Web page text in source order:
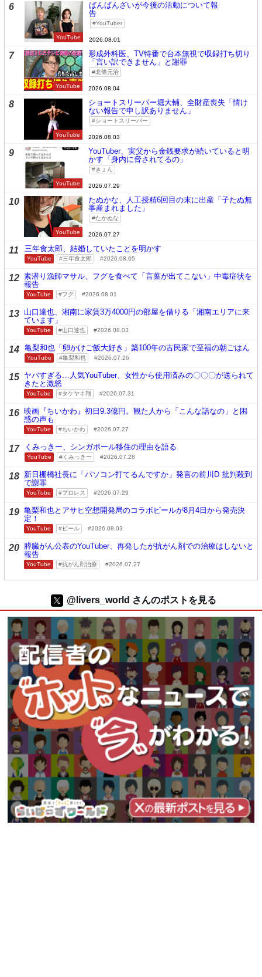
6
YouTube
ばんばんざいが今後の活動について報
告
YouTuber
2026.08.01
7
YouTube
形成外科医、TV特番で台本無視で収録打ち切り
「言い訳できません」と謝罪
北條元治
2026.08.04
8
YouTube
ショートスリーパー堀大輔、全財産喪失「情け
ない報告で申し訳ありません」
ショートスリーパー
2026.08.03
9
YouTube
YouTuber、実父から金銭要求が続いていると明
かす「身内に脅されてるの」
きょん
2026.07.29
10
YouTube
たぬかな、人工授精6回目の末に出産「子たぬ無
事産まれました」
たかぬな
2026.07.27
11 三年食太郎、結婚していたことを明かす
YouTube 三年食太郎 2026.08.05
12 素潜り漁師マサル、フグを食べて「言葉が出てこない」中毒症状を
報告
YouTube フグ 2026.08.01
13 山口達也、湘南に家賃3万4000円の部屋を借りる「湘南エリアに来
ています」
YouTube 山口達也 2026.08.03
14 亀梨和也「卵かけご飯大好き」築100年の古民家で至福の朝ごはん
YouTube 亀梨和也 2026.07.26
15 ヤバすぎる…人気YouTuber、女性から使用済みの〇〇〇が送られて
きたと激怒
YouTube タケヤキ翔 2026.07.31
16 映画『ちいかわ』初日9.3億円。観た人から「こんな話なの」と困
惑の声も
YouTube ちいかわ 2026.07.27
17 くみっきー、シンガポール移住の理由を語る
YouTube くみっきー 2026.07.28
18 新日棚橋社長に「パソコン打てるんですか」発言の前川D 批判殺到
で謝罪
YouTube プロレス 2026.07.29
19 亀梨和也とアサヒ空想開発局のコラボビールが8月4日から発売決
定！
YouTube ビール 2026.08.03
20 膵臓がん公表のYouTuber、再発したが抗がん剤での治療はしないと
報告
YouTube 抗がん剤治療 2026.07.27
@livers_world さんのポストを見る